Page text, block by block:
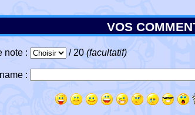
VOS
note : / 20 (facultatif)
: